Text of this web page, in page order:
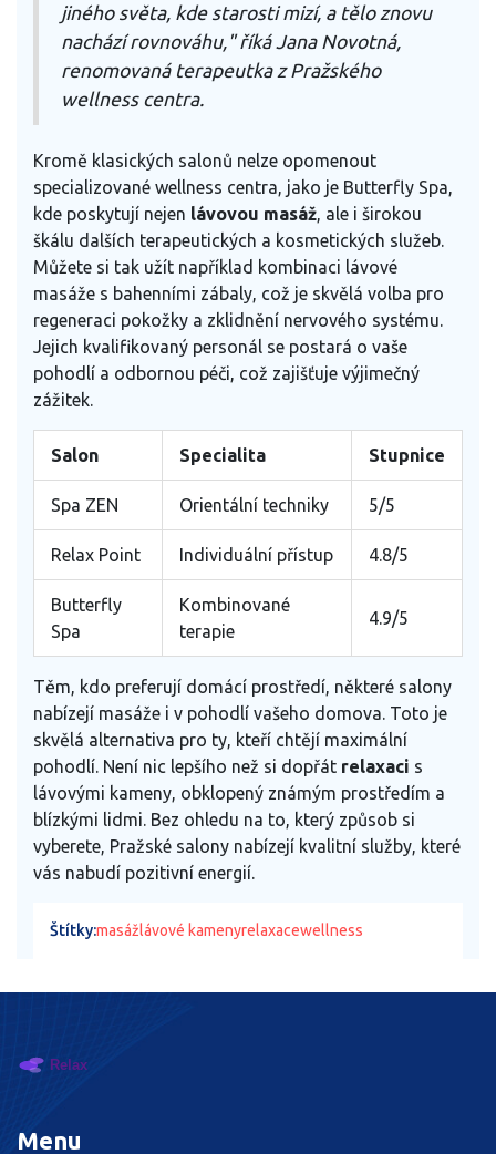
jiného světa, kde starosti mizí, a tělo znovu
nachází rovnováhu," říká Jana Novotná,
renomovaná terapeutka z Pražského
wellness centra.
Kromě klasických salonů nelze opomenout
specializované wellness centra, jako je Butterfly Spa,
kde poskytují nejen lávovou masáž, ale i širokou
škálu dalších terapeutických a kosmetických služeb.
Můžete si tak užít například kombinaci lávové
masáže s bahenními zábaly, což je skvělá volba pro
regeneraci pokožky a zklidnění nervového systému.
Jejich kvalifikovaný personál se postará o vaše
pohodlí a odbornou péči, což zajišťuje výjimečný
zážitek.
Salon Specialita Stupnice
Spa ZEN Orientální techniky 5/5
Relax Point Individuální přístup 4.8/5
Butterfly
Spa
Kombinované
terapie
4.9/5
Těm, kdo preferují domácí prostředí, některé salony
nabízejí masáže i v pohodlí vašeho domova. Toto je
skvělá alternativa pro ty, kteří chtějí maximální
pohodlí. Není nic lepšího než si dopřát relaxaci s
lávovými kameny, obklopený známým prostředím a
blízkými lidmi. Bez ohledu na to, který způsob si
vyberete, Pražské salony nabízejí kvalitní služby, které
vás nabudí pozitivní energií.
Štítky:masážlávové kamenyrelaxacewellness
Menu